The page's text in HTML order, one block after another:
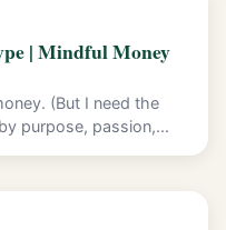
| Mindful Money
(But I need the
purpose, passion,...